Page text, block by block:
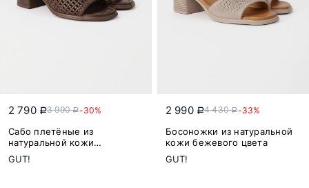
2 790 a3 990a-30%
Сабо плетёные из
натуральной кожи
коричневого цвета
GUT!
2 990 a4 430a-33%
Босоножки из натуральной
кожи бежевого цвета
GUT!